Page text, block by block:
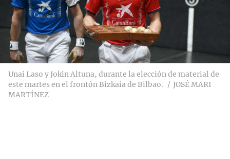
Unai Laso y Jokin Altuna, durante la elección de material de
este martes en el frontón Bizkaia de Bilbao.
JOSÉ MARI
MARTÍNEZ